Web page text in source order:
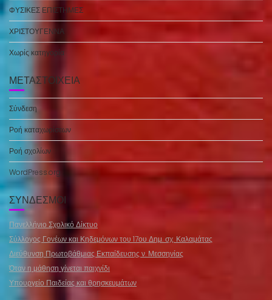
ΦΥΣΙΚΕΣ ΕΠΙΣΤΗΜΕΣ
ΧΡΙΣΤΟΥΓΕΝΝΑ
Χωρίς κατηγορία
ΜΕΤΑΣΤΟΙΧΕΊΑ
Σύνδεση
Ροή καταχωρίσεων
Ροή σχολίων
WordPress.org
ΣΎΝΔΕΣΜΟΙ
Πανελλήνιο Σχολικό Δίκτυο
Σύλλογος Γονέων και Κηδεμόνων του 17ου Δημ. σχ. Καλαμάτας
Διεύθυνση Πρωτοβάθμιας Εκπαίδευσης ν. Μεσσηνίας
Όταν η μάθηση γίνεται παιχνίδι
Υπουργείο Παιδείας και θρησκευμάτων